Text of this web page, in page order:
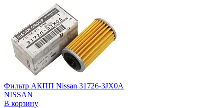
Фильтр АКПП Nissan 31726-3JX0A
NISSAN
В корзину